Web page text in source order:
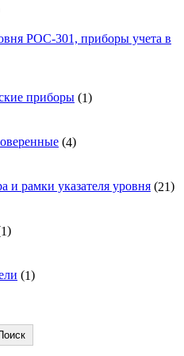
РОС-301, приборы учета в
приборы 1 товар
4товара
и рамки указателя уровня 21
1 товар
1 товар